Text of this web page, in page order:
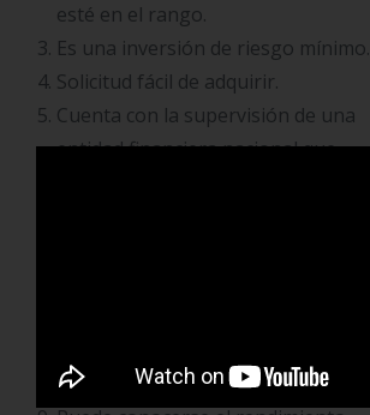
esté en el rango.
Es una inversión de riesgo mínimo.
Solicitud fácil de adquirir.
Cuenta con la supervisión de una
entidad financiera nacional que
plazo fijo.